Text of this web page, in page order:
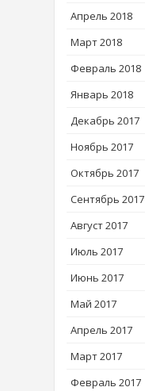
Апрель 2018
Март 2018
Февраль 2018
Январь 2018
Декабрь 2017
Ноябрь 2017
Октябрь 2017
Сентябрь 2017
Август 2017
Июль 2017
Июнь 2017
Май 2017
Апрель 2017
Март 2017
Февраль 2017